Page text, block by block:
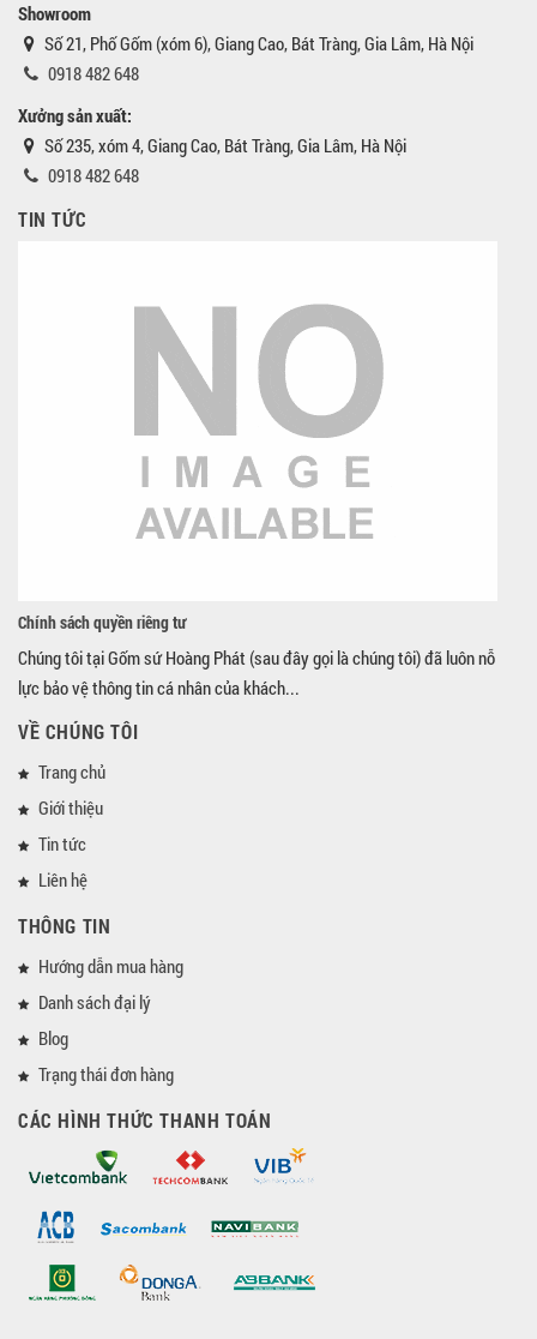
Showroom
Số 21, Phố Gốm (xóm 6), Giang Cao, Bát Tràng, Gia Lâm, Hà Nội
0918 482 648
Xưởng sản xuất:
Số 235, xóm 4, Giang Cao, Bát Tràng, Gia Lâm, Hà Nội
0918 482 648
TIN TỨC
Chính sách quyền riêng tư
Chúng tôi tại Gốm sứ Hoàng Phát (sau đây gọi là chúng tôi) đã luôn nỗ
lực bảo vệ thông tin cá nhân của khách...
VỀ CHÚNG TÔI
Trang chủ
Giới thiệu
Tin tức
Liên hệ
THÔNG TIN
Hướng dẫn mua hàng
Danh sách đại lý
Blog
Trạng thái đơn hàng
CÁC HÌNH THỨC THANH TOÁN